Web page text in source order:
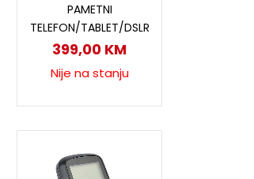
PAMETNI
TELEFON/TABLET/DSLR
399,00 KM
Nije na stanju